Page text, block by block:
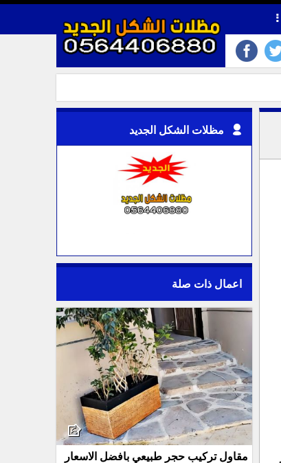
مظلات الشكل الجديد
اعمال ذات صلة
مقاول تركيب حجر طبيعي بافضل الاسعار